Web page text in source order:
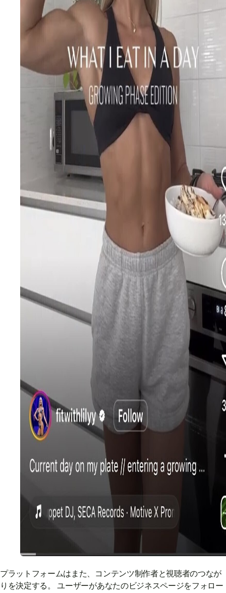
プラットフォームはまた、コンテンツ制作者と視聴者のつなが
りを決定する。 ユーザーがあなたのビジネスページをフォロー